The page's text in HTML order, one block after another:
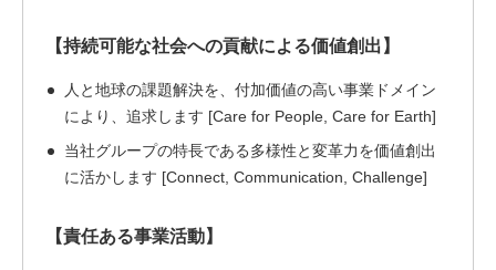
【持続可能な社会への貢献による価値創出】
人と地球の課題解決を、付加価値の高い事業ドメイン
により、追求します [Care for People, Care for Earth]
当社グループの特長である多様性と変革力を価値創出
に活かします [Connect, Communication, Challenge]
【責任ある事業活動】